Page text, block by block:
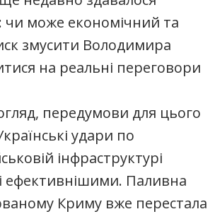
чи може економічний та
змусити Володимира
на реальні переговори
передумови для цього
удари по
інфраструктурі
ефективнішими. Паливна
Криму вже перестала